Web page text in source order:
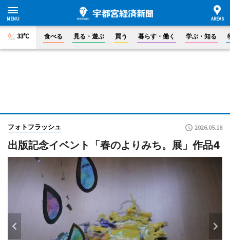
33°C 食べる 見る・遊ぶ 買う 暮らす・働く 学ぶ・知る
フォトフラッシュ 2026.05.18
出版記念イベント「春のよりみち。展」作品4